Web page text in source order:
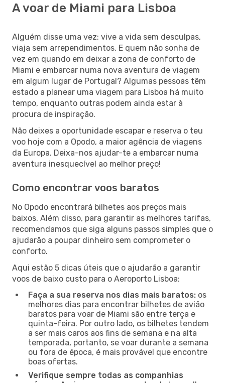
A voar de Miami para Lisboa
Alguém disse uma vez: vive a vida sem desculpas,
viaja sem arrependimentos. E quem não sonha de
vez em quando em deixar a zona de conforto de
Miami e embarcar numa nova aventura de viagem
em algum lugar de Portugal? Algumas pessoas têm
estado a planear uma viagem para Lisboa há muito
tempo, enquanto outras podem ainda estar à
procura de inspiração.
Não deixes a oportunidade escapar e reserva o teu
voo hoje com a Opodo, a maior agência de viagens
da Europa. Deixa-nos ajudar-te a embarcar numa
aventura inesquecível ao melhor preço!
Como encontrar voos baratos
No Opodo encontrará bilhetes aos preços mais
baixos. Além disso, para garantir as melhores tarifas,
recomendamos que siga alguns passos simples que o
ajudarão a poupar dinheiro sem comprometer o
conforto.
Aqui estão 5 dicas úteis que o ajudarão a garantir
voos de baixo custo para o Aeroporto Lisboa:
Faça a sua reserva nos dias mais baratos: os
melhores dias para encontrar bilhetes de avião
baratos para voar de Miami são entre terça e
quinta-feira. Por outro lado, os bilhetes tendem
a ser mais caros aos fins de semana e na alta
temporada, portanto, se voar durante a semana
ou fora de época, é mais provável que encontre
boas ofertas.
Verifique sempre todas as companhias